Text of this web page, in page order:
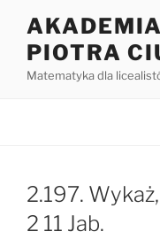
treściPIOTRA
Matematyka dla
2.197.
2 11 Jab.